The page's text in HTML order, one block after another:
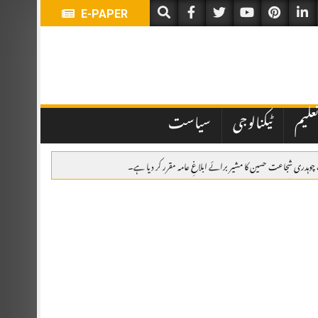
E-PAPER
تعلیم ٹیکنالوجی سیاست
چوہدری شجاعت حسین کا مشیر برائے ابلاغِ عامہ مقرر کر دیا ہے۔
کی چادریں، قرآن خوانی اور خصوصی تقریب